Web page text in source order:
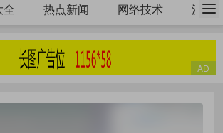
全 热点新闻 网络技术 源码